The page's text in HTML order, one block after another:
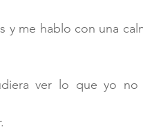
me hablo con una
ver lo que yo no